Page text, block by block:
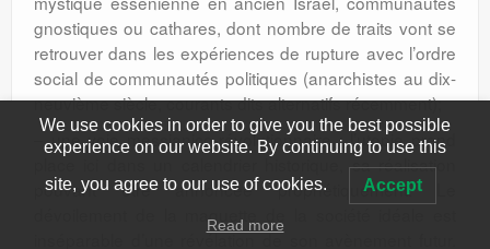
gnostiques ou cathares, dont nombre de traits vont se
retrouver dans les expériences de rupture avec l’ordre
social de communautés politiques (anarchistes au dix-
neuvième siècle, courants dits alternatifs récemment);
– une voie messianico-révolutionnaire : l’utopie prend
place ici dans un calendrier historique, sa réalisation
pouvant être annoncée prophétiquement. Le
dévoilement de la maquette de la société idéale est
inséparable d’une révélation de son avènement futur.
We use cookies in order to give you the best possible
experience on our website. By continuing to use this
site, you agree to our use of cookies. Accept
Read more